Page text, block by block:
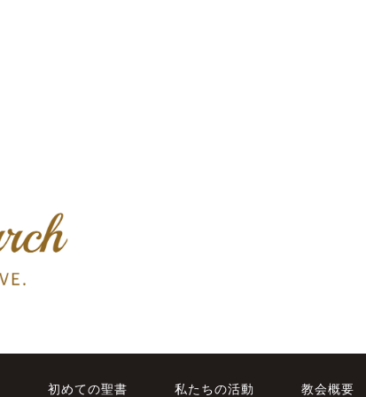
初めての聖書 私たちの活動 教会概要